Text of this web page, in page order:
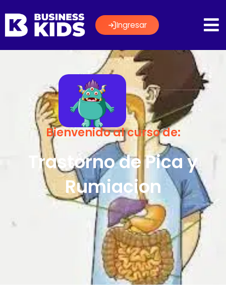
Ingresar
Bienvenido al curso de:
Trastorno de Pica y
Rumiacion